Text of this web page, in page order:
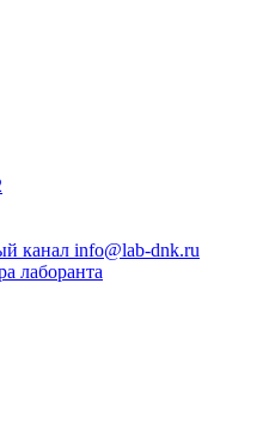
канал info@lab-dnk.ru
лаборанта